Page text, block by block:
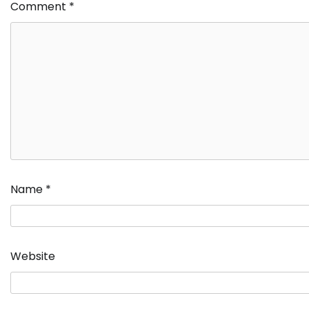
Comment *
Name *
Website